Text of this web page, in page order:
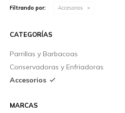
Filtrando por: Accesorios
CATEGORÍAS
Parrillas y Barbacoas
Conservadoras y Enfriadoras
Accesorios
MARCAS